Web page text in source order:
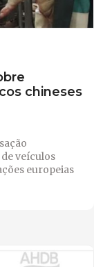
chineses
veículos
europeias